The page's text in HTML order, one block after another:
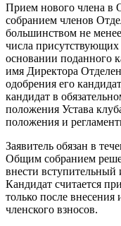
Прием нового члена в
собранием членов
большинством не
числа
основании поданного
имя Директора
одобрения его
кандидат в
положения Устава
положения и
Заявитель обязан в
Общим собранием
внести
Кандидат считается
только после
членского взносов.